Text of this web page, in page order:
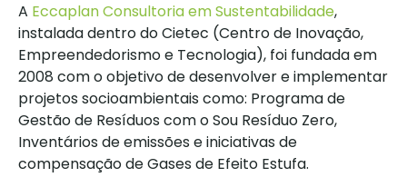
A Eccaplan Consultoria em Sustentabilidade,
instalada dentro do Cietec (Centro de Inovação,
Empreendedorismo e Tecnologia), foi fundada em
2008 com o objetivo de desenvolver e implementar
projetos socioambientais como: Programa de
Gestão de Resíduos com o Sou Resíduo Zero,
Inventários de emissões e iniciativas de
compensação de Gases de Efeito Estufa.